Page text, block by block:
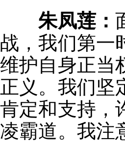
朱凤莲：
战，我们第一
维护自身正当
正义。我们坚
肯定和支持，
凌霸道。我注